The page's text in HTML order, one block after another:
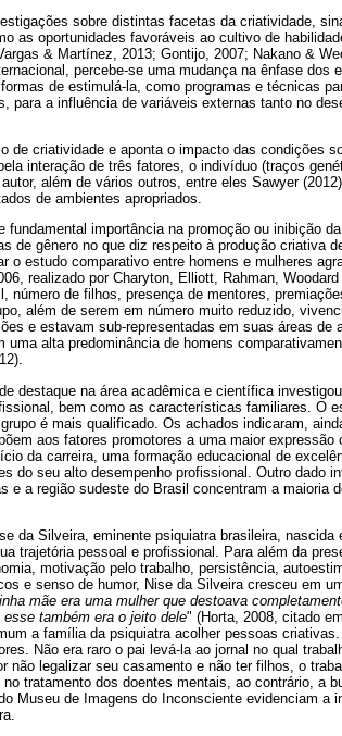
sobre distintas facetas da criatividade,
as oportunidades favoráveis ao cultivo de
& Martínez, 2013; Gontijo, 2007; Nakano &
percebe-se uma mudança na ênfase dos
de estimulá-la, como programas e técnicas
para a influência de variáveis externas tanto no
de criatividade e aponta o impacto das condições
interação de três fatores, o indivíduo (traços
além de vários outros, entre eles Sawyer
de ambientes apropriados.
importância na promoção ou inibição
de gênero no que diz respeito à produção criativa
o estudo comparativo entre homens e mulheres
realizado por Charyton, Elliott, Rahman,
número de filhos, presença de mentores,
além de serem em número muito reduzido,
e estavam sub-representadas em suas áreas de
alta predominância de homens
destaque na área acadêmica e científica
bem como as características familiares. O
é mais qualificado. Os achados indicaram,
aos fatores promotores a uma maior expressão
da carreira, uma formação educacional de
do seu alto desempenho profissional. Outro dado
e a região sudeste do Brasil concentram a maioria
da Silveira, eminente psiquiatra brasileira, nascida
trajetória pessoal e profissional. Para além da
motivação pelo trabalho, persistência,
e senso de humor, Nise da Silveira cresceu em
mãe era uma mulher que destoava
também era o jeito dele" (Horta, 2008, citado
a família da psiquiatra acolher pessoas
Não era raro o pai levá-la ao jornal no qual
não legalizar seu casamento e não ter filhos, o
tratamento dos doentes mentais, ao contrário, a
Museu de Imagens do Inconsciente evidenciam a